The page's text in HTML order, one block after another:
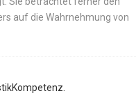
auf die Wahrnehmung von